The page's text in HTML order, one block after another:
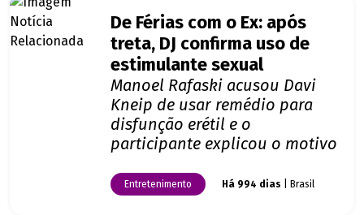
De Férias com o Ex: após
treta, DJ confirma uso de
estimulante sexual
Manoel Rafaski acusou Davi
Kneip de usar remédio para
disfunção erétil e o
participante explicou o motivo
Entretenimento Há 994 dias | Brasil